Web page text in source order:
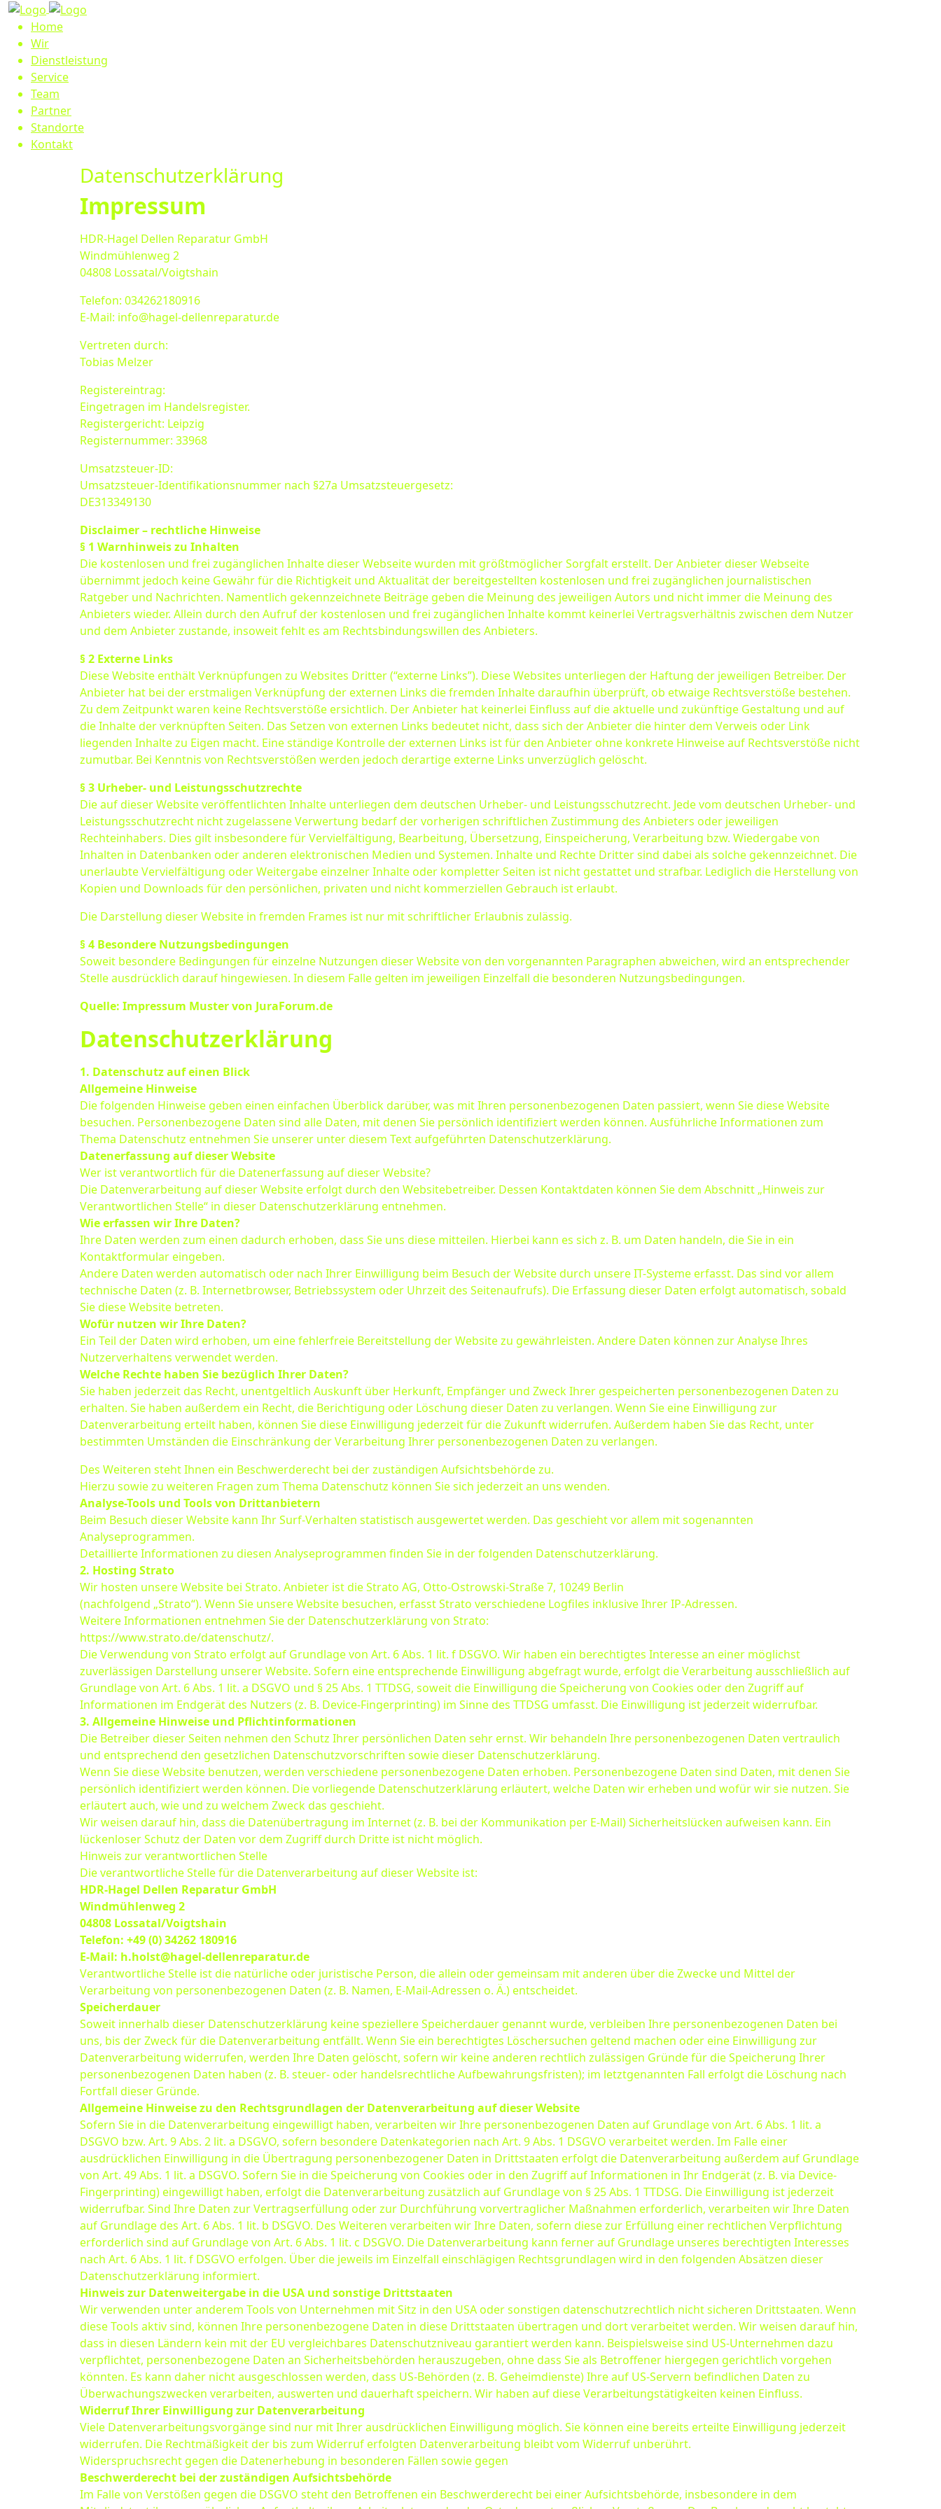
Home
Wir
Dienstleistung
Service
Team
Partner
Standorte
Kontakt
Datenschutzerklärung
Impressum
HDR-Hagel Dellen Reparatur GmbH
Windmühlenweg 2
04808 Lossatal/Voigtshain
Telefon: 034262180916
E-Mail: info@hagel-dellenreparatur.de
Vertreten durch:
Tobias Melzer
Registereintrag:
Eingetragen im Handelsregister.
Registergericht: Leipzig
Registernummer: 33968
Umsatzsteuer-ID:
Umsatzsteuer-Identifikationsnummer nach §27a Umsatzsteuergesetz:
DE313349130
Disclaimer – rechtliche Hinweise
§ 1 Warnhinweis zu Inhalten
Die kostenlosen und frei zugänglichen Inhalte dieser Webseite wurden mit größtmöglicher Sorgfalt erstellt. Der Anbieter dieser Webseite
übernimmt jedoch keine Gewähr für die Richtigkeit und Aktualität der bereitgestellten kostenlosen und frei zugänglichen journalistischen
Ratgeber und Nachrichten. Namentlich gekennzeichnete Beiträge geben die Meinung des jeweiligen Autors und nicht immer die Meinung des
Anbieters wieder. Allein durch den Aufruf der kostenlosen und frei zugänglichen Inhalte kommt keinerlei Vertragsverhältnis zwischen dem Nutzer
und dem Anbieter zustande, insoweit fehlt es am Rechtsbindungswillen des Anbieters.
§ 2 Externe Links
Diese Website enthält Verknüpfungen zu Websites Dritter (“externe Links”). Diese Websites unterliegen der Haftung der jeweiligen Betreiber. Der
Anbieter hat bei der erstmaligen Verknüpfung der externen Links die fremden Inhalte daraufhin überprüft, ob etwaige Rechtsverstöße bestehen.
Zu dem Zeitpunkt waren keine Rechtsverstöße ersichtlich. Der Anbieter hat keinerlei Einfluss auf die aktuelle und zukünftige Gestaltung und auf
die Inhalte der verknüpften Seiten. Das Setzen von externen Links bedeutet nicht, dass sich der Anbieter die hinter dem Verweis oder Link
liegenden Inhalte zu Eigen macht. Eine ständige Kontrolle der externen Links ist für den Anbieter ohne konkrete Hinweise auf Rechtsverstöße nicht
zumutbar. Bei Kenntnis von Rechtsverstößen werden jedoch derartige externe Links unverzüglich gelöscht.
§ 3 Urheber- und Leistungsschutzrechte
Die auf dieser Website veröffentlichten Inhalte unterliegen dem deutschen Urheber- und Leistungsschutzrecht. Jede vom deutschen Urheber- und
Leistungsschutzrecht nicht zugelassene Verwertung bedarf der vorherigen schriftlichen Zustimmung des Anbieters oder jeweiligen
Rechteinhabers. Dies gilt insbesondere für Vervielfältigung, Bearbeitung, Übersetzung, Einspeicherung, Verarbeitung bzw. Wiedergabe von
Inhalten in Datenbanken oder anderen elektronischen Medien und Systemen. Inhalte und Rechte Dritter sind dabei als solche gekennzeichnet. Die
unerlaubte Vervielfältigung oder Weitergabe einzelner Inhalte oder kompletter Seiten ist nicht gestattet und strafbar. Lediglich die Herstellung von
Kopien und Downloads für den persönlichen, privaten und nicht kommerziellen Gebrauch ist erlaubt.
Die Darstellung dieser Website in fremden Frames ist nur mit schriftlicher Erlaubnis zulässig.
§ 4 Besondere Nutzungsbedingungen
Soweit besondere Bedingungen für einzelne Nutzungen dieser Website von den vorgenannten Paragraphen abweichen, wird an entsprechender
Stelle ausdrücklich darauf hingewiesen. In diesem Falle gelten im jeweiligen Einzelfall die besonderen Nutzungsbedingungen.
Quelle: Impressum Muster von JuraForum.de
Datenschutzerklärung
1. Datenschutz auf einen Blick
Allgemeine Hinweise
Die folgenden Hinweise geben einen einfachen Überblick darüber, was mit Ihren personenbezogenen Daten passiert, wenn Sie diese Website
besuchen. Personenbezogene Daten sind alle Daten, mit denen Sie persönlich identifiziert werden können. Ausführliche Informationen zum
Thema Datenschutz entnehmen Sie unserer unter diesem Text aufgeführten Datenschutzerklärung.
Datenerfassung auf dieser Website
Wer ist verantwortlich für die Datenerfassung auf dieser Website?
Die Datenverarbeitung auf dieser Website erfolgt durch den Websitebetreiber. Dessen Kontaktdaten können Sie dem Abschnitt „Hinweis zur
Verantwortlichen Stelle“ in dieser Datenschutzerklärung entnehmen.
Wie erfassen wir Ihre Daten?
Ihre Daten werden zum einen dadurch erhoben, dass Sie uns diese mitteilen. Hierbei kann es sich z. B. um Daten handeln, die Sie in ein
Kontaktformular eingeben.
Andere Daten werden automatisch oder nach Ihrer Einwilligung beim Besuch der Website durch unsere IT-Systeme erfasst. Das sind vor allem
technische Daten (z. B. Internetbrowser, Betriebssystem oder Uhrzeit des Seitenaufrufs). Die Erfassung dieser Daten erfolgt automatisch, sobald
Sie diese Website betreten.
Wofür nutzen wir Ihre Daten?
Ein Teil der Daten wird erhoben, um eine fehlerfreie Bereitstellung der Website zu gewährleisten. Andere Daten können zur Analyse Ihres
Nutzerverhaltens verwendet werden.
Welche Rechte haben Sie bezüglich Ihrer Daten?
Sie haben jederzeit das Recht, unentgeltlich Auskunft über Herkunft, Empfänger und Zweck Ihrer gespeicherten personenbezogenen Daten zu
erhalten. Sie haben außerdem ein Recht, die Berichtigung oder Löschung dieser Daten zu verlangen. Wenn Sie eine Einwilligung zur
Datenverarbeitung erteilt haben, können Sie diese Einwilligung jederzeit für die Zukunft widerrufen. Außerdem haben Sie das Recht, unter
bestimmten Umständen die Einschränkung der Verarbeitung Ihrer personenbezogenen Daten zu verlangen.
Des Weiteren steht Ihnen ein Beschwerderecht bei der zuständigen Aufsichtsbehörde zu.
Hierzu sowie zu weiteren Fragen zum Thema Datenschutz können Sie sich jederzeit an uns wenden.
Analyse-Tools und Tools von Drittanbietern
Beim Besuch dieser Website kann Ihr Surf-Verhalten statistisch ausgewertet werden. Das geschieht vor allem mit sogenannten
Analyseprogrammen.
Detaillierte Informationen zu diesen Analyseprogrammen finden Sie in der folgenden Datenschutzerklärung.
2. Hosting Strato
Wir hosten unsere Website bei Strato. Anbieter ist die Strato AG, Otto-Ostrowski-Straße 7, 10249 Berlin
(nachfolgend „Strato“). Wenn Sie unsere Website besuchen, erfasst Strato verschiedene Logfiles inklusive Ihrer IP-Adressen.
Weitere Informationen entnehmen Sie der Datenschutzerklärung von Strato:
https://www.strato.de/datenschutz/.
Die Verwendung von Strato erfolgt auf Grundlage von Art. 6 Abs. 1 lit. f DSGVO. Wir haben ein berechtigtes Interesse an einer möglichst
zuverlässigen Darstellung unserer Website. Sofern eine entsprechende Einwilligung abgefragt wurde, erfolgt die Verarbeitung ausschließlich auf
Grundlage von Art. 6 Abs. 1 lit. a DSGVO und § 25 Abs. 1 TTDSG, soweit die Einwilligung die Speicherung von Cookies oder den Zugriff auf
Informationen im Endgerät des Nutzers (z. B. Device-Fingerprinting) im Sinne des TTDSG umfasst. Die Einwilligung ist jederzeit widerrufbar.
3. Allgemeine Hinweise und Pflichtinformationen
Die Betreiber dieser Seiten nehmen den Schutz Ihrer persönlichen Daten sehr ernst. Wir behandeln Ihre personenbezogenen Daten vertraulich
und entsprechend den gesetzlichen Datenschutzvorschriften sowie dieser Datenschutzerklärung.
Wenn Sie diese Website benutzen, werden verschiedene personenbezogene Daten erhoben. Personenbezogene Daten sind Daten, mit denen Sie
persönlich identifiziert werden können. Die vorliegende Datenschutzerklärung erläutert, welche Daten wir erheben und wofür wir sie nutzen. Sie
erläutert auch, wie und zu welchem Zweck das geschieht.
Wir weisen darauf hin, dass die Datenübertragung im Internet (z. B. bei der Kommunikation per E-Mail) Sicherheitslücken aufweisen kann. Ein
lückenloser Schutz der Daten vor dem Zugriff durch Dritte ist nicht möglich.
Hinweis zur verantwortlichen Stelle
Die verantwortliche Stelle für die Datenverarbeitung auf dieser Website ist:
HDR-Hagel Dellen Reparatur GmbH
Windmühlenweg 2
04808 Lossatal/Voigtshain
Telefon: +49 (0) 34262 180916
E-Mail: h.holst@hagel-dellenreparatur.de
Verantwortliche Stelle ist die natürliche oder juristische Person, die allein oder gemeinsam mit anderen über die Zwecke und Mittel der
Verarbeitung von personenbezogenen Daten (z. B. Namen, E-Mail-Adressen o. Ä.) entscheidet.
Speicherdauer
Soweit innerhalb dieser Datenschutzerklärung keine speziellere Speicherdauer genannt wurde, verbleiben Ihre personenbezogenen Daten bei
uns, bis der Zweck für die Datenverarbeitung entfällt. Wenn Sie ein berechtigtes Löschersuchen geltend machen oder eine Einwilligung zur
Datenverarbeitung widerrufen, werden Ihre Daten gelöscht, sofern wir keine anderen rechtlich zulässigen Gründe für die Speicherung Ihrer
personenbezogenen Daten haben (z. B. steuer- oder handelsrechtliche Aufbewahrungsfristen); im letztgenannten Fall erfolgt die Löschung nach
Fortfall dieser Gründe.
Allgemeine Hinweise zu den Rechtsgrundlagen der Datenverarbeitung auf dieserWebsite
Sofern Sie in die Datenverarbeitung eingewilligt haben, verarbeiten wir Ihre personenbezogenen Daten auf Grundlage von Art. 6 Abs. 1 lit. a
DSGVO bzw. Art. 9 Abs. 2 lit. a DSGVO, sofern besondere Datenkategorien nach Art. 9 Abs. 1 DSGVO verarbeitet werden. Im Falle einer
ausdrücklichen Einwilligung in die Übertragung personenbezogener Daten in Drittstaaten erfolgt die Datenverarbeitung außerdem auf Grundlage
von Art. 49 Abs. 1 lit. a DSGVO. Sofern Sie in die Speicherung von Cookies oder in den Zugriff auf Informationen in Ihr Endgerät (z. B. via Device-
Fingerprinting) eingewilligt haben, erfolgt die Datenverarbeitung zusätzlich auf Grundlage von § 25 Abs. 1 TTDSG. Die Einwilligung ist jederzeit
widerrufbar. Sind Ihre Daten zur Vertragserfüllung oder zur Durchführung vorvertraglicher Maßnahmen erforderlich, verarbeiten wir Ihre Daten
auf Grundlage des Art. 6 Abs. 1 lit. b DSGVO. Des Weiteren verarbeiten wir Ihre Daten, sofern diese zur Erfüllung einer rechtlichen Verpflichtung
erforderlich sind auf Grundlage von Art. 6 Abs. 1 lit. c DSGVO. Die Datenverarbeitung kann ferner auf Grundlage unseres berechtigten Interesses
nach Art. 6 Abs. 1 lit. f DSGVO erfolgen. Über die jeweils im Einzelfall einschlägigen Rechtsgrundlagen wird in den folgenden Absätzen dieser
Datenschutzerklärung informiert.
Hinweis zur Datenweitergabe in die USA und sonstige Drittstaaten
Wir verwenden unter anderem Tools von Unternehmen mit Sitz in den USA oder sonstigen datenschutzrechtlich nicht sicheren Drittstaaten. Wenn
diese Tools aktiv sind, können Ihre personenbezogene Daten in diese Drittstaaten übertragen und dort verarbeitet werden. Wir weisen darauf hin,
dass in diesen Ländern kein mit der EU vergleichbares Datenschutzniveau garantiert werden kann. Beispielsweise sind US-Unternehmen dazu
verpflichtet, personenbezogene Daten an Sicherheitsbehörden herauszugeben, ohne dass Sie als Betroffener hiergegen gerichtlich vorgehen
könnten. Es kann daher nicht ausgeschlossen werden, dass US-Behörden (z. B. Geheimdienste) Ihre auf US-Servern befindlichen Daten zu
Überwachungszwecken verarbeiten, auswerten und dauerhaft speichern. Wir haben auf diese Verarbeitungstätigkeiten keinen Einfluss.
Widerruf Ihrer Einwilligung zur Datenverarbeitung
Viele Datenverarbeitungsvorgänge sind nur mit Ihrer ausdrücklichen Einwilligung möglich. Sie können eine bereits erteilte Einwilligung jederzeit
widerrufen. Die Rechtmäßigkeit der bis zum Widerruf erfolgten Datenverarbeitung bleibt vom Widerruf unberührt.
Widerspruchsrecht gegen die Datenerhebung in besonderen Fällen sowie gegen
Beschwerderecht bei der zuständigen Aufsichtsbehörde
Im Falle von Verstößen gegen die DSGVO steht den Betroffenen ein Beschwerderecht bei einer Aufsichtsbehörde, insbesondere in dem